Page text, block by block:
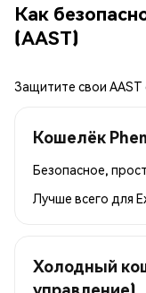
Как
(AAST)
Защитите свои
Кошелёк
Безопасное,
Лучше всего для
Холодный
управление)